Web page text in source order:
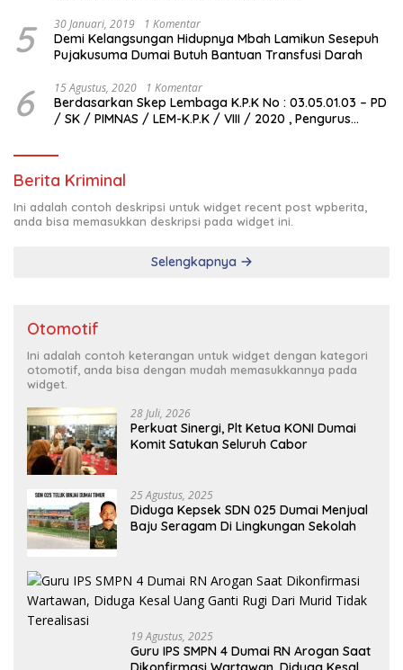
5 30 Januari, 2019 1 Komentar
Demi Kelangsungan Hidupnya Mbah Lamikun Sesepuh
Pujakusuma Dumai Butuh Bantuan Transfusi Darah
6 15 Agustus, 2020 1 Komentar
Berdasarkan Skep Lembaga K.P.K No : 03.05.01.03 – PD
/ SK / PIMNAS / LEM-K.P.K / VIII / 2020 , Pengurus
Berita Kriminal
Ini adalah contoh deskripsi untuk widget recent post wpberita,
anda bisa memasukkan deskripsi pada widget ini.
Selengkapnya
Otomotif
Ini adalah contoh keterangan untuk widget dengan kategori
otomotif, anda bisa dengan mudah memasukkannya pada
widget.
28 Juli, 2026
Perkuat Sinergi, Plt Ketua KONI Dumai
Komit Satukan Seluruh Cabor
25 Agustus, 2025
Diduga Kepsek SDN 025 Dumai Menjual
Baju Seragam Di Lingkungan Sekolah
19 Agustus, 2025
Guru IPS SMPN 4 Dumai RN Arogan Saat